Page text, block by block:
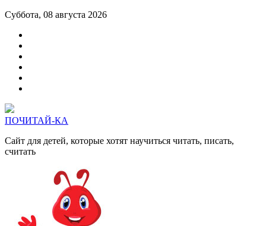
Суббота, 08 августа 2026
ПОЧИТАЙ-КА
Сайт для детей, которые хотят научиться читать, писать,
считать